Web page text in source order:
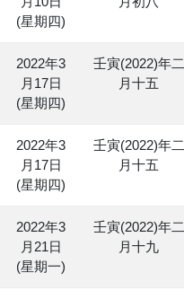
(星期四)
2022年3
月17日
(星期四)
壬寅(2022)年二
月十五
2022年3
月17日
(星期四)
壬寅(2022)年二
月十五
2022年3
月21日
(星期一)
壬寅(2022)年二
月十九